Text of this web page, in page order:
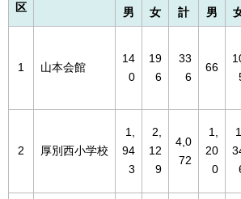
区
男 女 計 男
1 山本会館
14
0
19
6
33
6
66
2 厚別西小学校
1,
94
3
2,
12
9
4,0
72
1,
20
0